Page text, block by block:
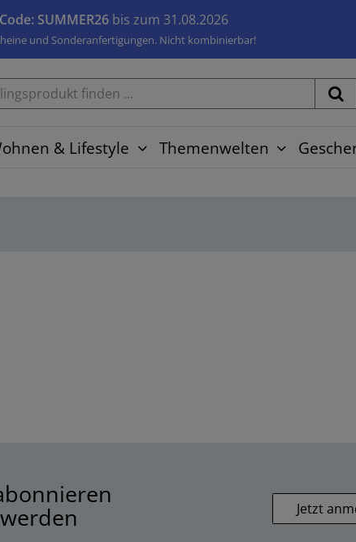
SUMMER26 bis zum 31.08.2026
und Sonderanfertigungen. Nicht kombinierbar!
& Lifestyle Themenwelten
Jetzt